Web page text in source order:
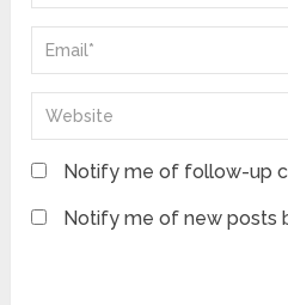
Notify me of follow-up
Notify me of new posts